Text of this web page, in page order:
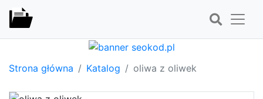
Strona główna Katalog oliwa z oliwek